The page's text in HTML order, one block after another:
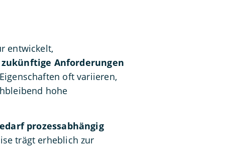
entwickelt,
Anforderungen
oft variieren,
hohe
prozessabhängig
trägt erheblich zur